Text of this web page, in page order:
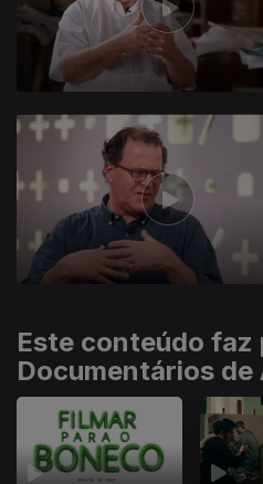
Este conteúdo faz
Documentários de